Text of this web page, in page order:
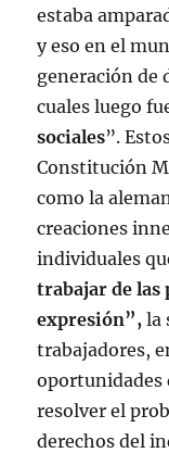
estaba
y eso en el
generación de
cuales luego
sociales”.
Constitución
como la
creaciones
individuales
trabajar de las
expresión”, la
trabajadores,
oportunidades
resolver el
derechos del